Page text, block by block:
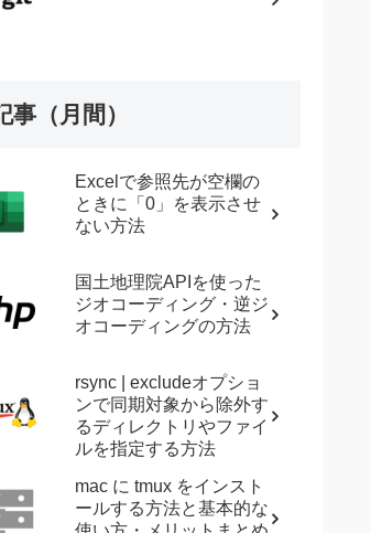
事（月間）
Excelで参照先が空欄の
ときに「0」を表示させ
ない方法
国土地理院APIを使った
ジオコーディング・逆ジ
オコーディングの方法
rsync | excludeオプショ
ンで同期対象から除外す
るディレクトリやファイ
ルを指定する方法
mac に tmux をインスト
ールする方法と基本的な